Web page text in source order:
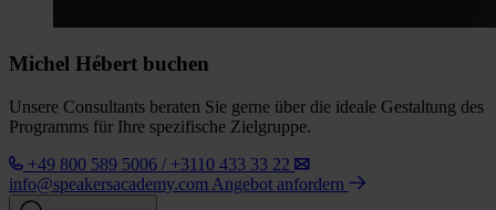
Michel Hébert buchen
Unsere Consultants beraten Sie gerne über die ideale Gestaltung des
Programms für Ihre spezifische Zielgruppe.
+49 800 589 5006 / +3110 433 33 22
info@speakersacademy.com Angebot anfordern